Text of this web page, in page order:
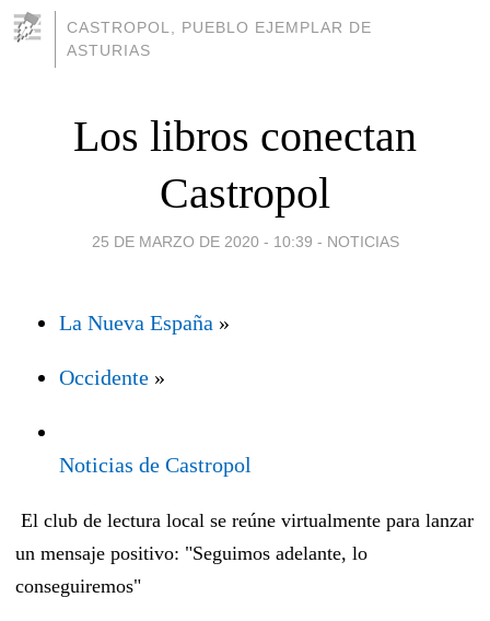
CASTROPOL, PUEBLO EJEMPLAR DE
ASTURIAS
Los libros conectan
Castropol
25 DE MARZO DE 2020 - 10:39 - NOTICIAS
La Nueva España »
Occidente »
Noticias de Castropol
El club de lectura local se reúne virtualmente para lanzar
un mensaje positivo: "Seguimos adelante, lo
conseguiremos"